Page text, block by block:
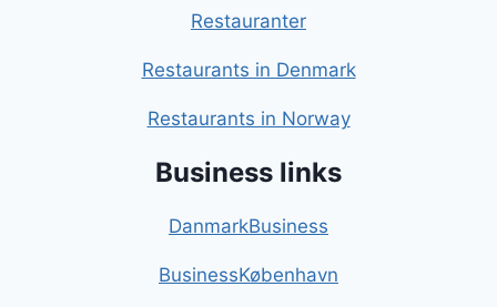
Restauranter
Restaurants in Denmark
Restaurants in Norway
Business links
DanmarkBusiness
BusinessKøbenhavn